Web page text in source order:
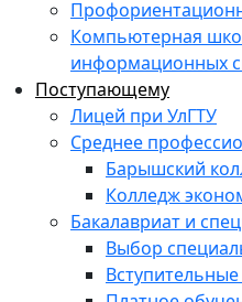
Компьютерная
информационных
Поступающему
Лицей при УлГТУ
Среднее
Барышский
Колледж
Бакалавриат и
Выбор